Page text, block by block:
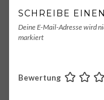
SCHREIBE
Deine E-Mail-Adresse wird
markiert
Bewertung